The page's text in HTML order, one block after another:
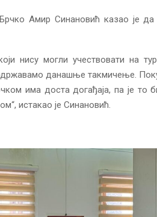
Амир Синановић казао је да
нису могли учествовати на
данашње такмичење.
има доста догађаја, па је то
истакао је Синановић.